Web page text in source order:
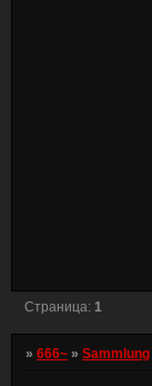
Страница:1
»666~ »Sammlung